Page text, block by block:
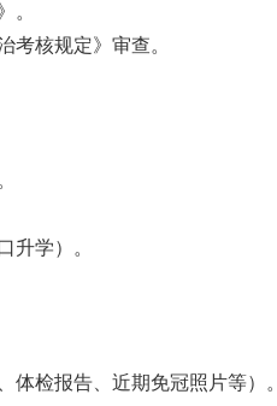
。
考核规定》审查。
升学）。
检报告、近期免冠照片等）。